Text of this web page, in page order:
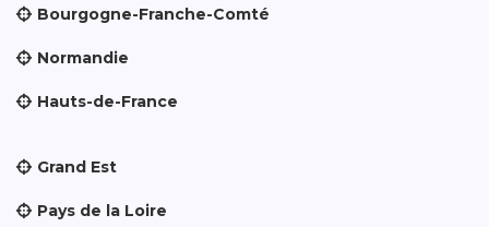
Bourgogne-Franche-Comté
Normandie
Hauts-de-France
Grand Est
Pays de la Loire